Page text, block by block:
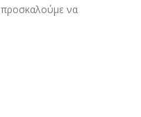
προσκαλούμε να